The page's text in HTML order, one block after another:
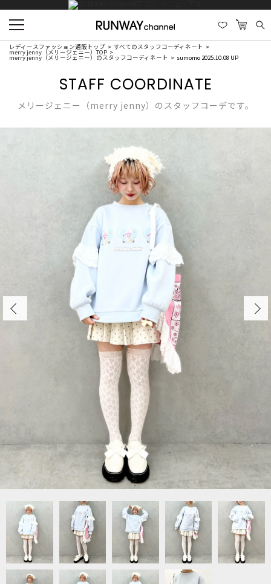
レディースファッション通販トップ すべてのスタッフコーディネート
merry jenny（メリージェニー）TOP
merry jenny（メリージェニー）のスタッフコーディネート sumomo 2025.10.08 UP
STAFF COORDINATE
メリージェニー（merry jenny）のスタッフコーデです。